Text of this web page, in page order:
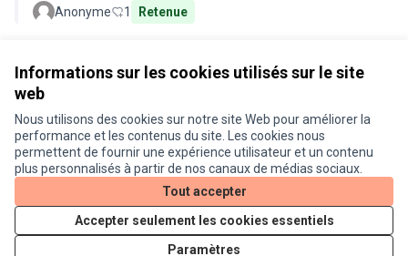
Informations sur les cookies utilisés sur le site
web
Nous utilisons des cookies sur notre site Web pour améliorer la
performance et les contenus du site. Les cookies nous
permettent de fournir une expérience utilisateur et un contenu
plus personnalisés à partir de nos canaux de médias sociaux.
Tout accepter
Accepter seulement les cookies essentiels
Paramètres
Anonyme 1 Retenue
Conditions d'utilisation
Paramètres des cookies
Je participe ! sur X
(Lien externe)
Je participe ! sur Facebook
Je participe ! sur Instagram
Licence
(Lien